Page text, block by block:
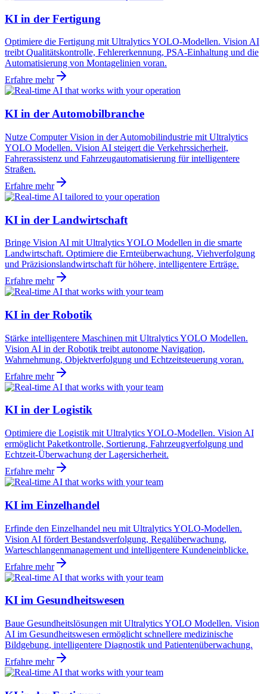
KI in der Fertigung
Optimiere die Fertigung mit Ultralytics YOLO-Modellen. Vision AI
treibt Qualitätskontrolle, Fehlererkennung, PSA-Einhaltung und die
Automatisierung von Montagelinien voran.
Erfahre mehr
KI in der Automobilbranche
Nutze Computer Vision in der Automobilindustrie mit Ultralytics
YOLO Modellen. Vision AI steigert die Verkehrssicherheit,
Fahrerassistenz und Fahrzeugautomatisierung für intelligentere
Straßen.
Erfahre mehr
KI in der Landwirtschaft
Bringe Vision AI mit Ultralytics YOLO Modellen in die smarte
Landwirtschaft. Optimiere die Ernteüberwachung, Viehverfolgung
und Präzisionslandwirtschaft für höhere, intelligentere Erträge.
Erfahre mehr
KI in der Robotik
Stärke intelligentere Maschinen mit Ultralytics YOLO Modellen.
Vision AI in der Robotik treibt autonome Navigation,
Wahrnehmung, Objektverfolgung und Echtzeitsteuerung voran.
Erfahre mehr
KI in der Logistik
Optimiere die Logistik mit Ultralytics YOLO-Modellen. Vision AI
ermöglicht Paketkontrolle, Sortierung, Fahrzeugverfolgung und
Echtzeit-Überwachung der Lagersicherheit.
Erfahre mehr
KI im Einzelhandel
Erfinde den Einzelhandel neu mit Ultralytics YOLO-Modellen.
Vision AI fördert Bestandsverfolgung, Regalüberwachung,
Warteschlangenmanagement und intelligentere Kundeneinblicke.
Erfahre mehr
KI im Gesundheitswesen
Baue Gesundheitslösungen mit Ultralytics YOLO Modellen. Vision
AI im Gesundheitswesen ermöglicht schnellere medizinische
Bildgebung, intelligentere Diagnostik und Patientenüberwachung.
Erfahre mehr